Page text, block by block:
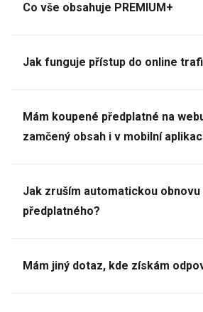
Co vše obsahuje PREMIUM+
Jak funguje přístup do online
Mám koupené předplatné na
zamčený obsah i v mobilní
Jak zruším automatickou obnovu
předplatného?
Mám jiný dotaz, kde získám